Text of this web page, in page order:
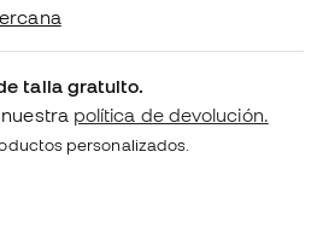
talla gratuito.
política de devolución.
personalizados.